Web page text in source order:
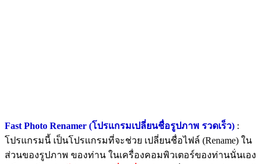
Fast Photo Renamer (โปรแกรมเปลี่ยนชื่อรูปภาพ รวดเร็ว) :
โปรแกรมนี้ เป็นโปรแกรมที่จะช่วย เปลี่ยนชื่อไฟล์ (Rename) ใน
ส่วนของรูปภาพ ของท่าน ในเครื่องคอมพิวเตอร์ของท่านนั่นเอง